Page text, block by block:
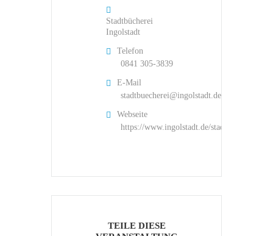
Stadtbücherei
Ingolstadt
Telefon
0841 305-3839
E-Mail
stadtbuecherei@ingolstadt.de
Webseite
https://www.ingolstadt.de/stadtbuecherei
TEILE DIESE